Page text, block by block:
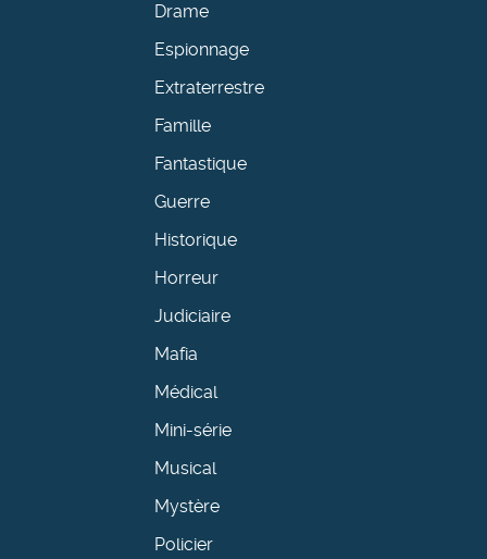
Drame
Espionnage
Extraterrestre
Famille
Fantastique
Guerre
Historique
Horreur
Judiciaire
Mafia
Médical
Mini-série
Musical
Mystère
Policier